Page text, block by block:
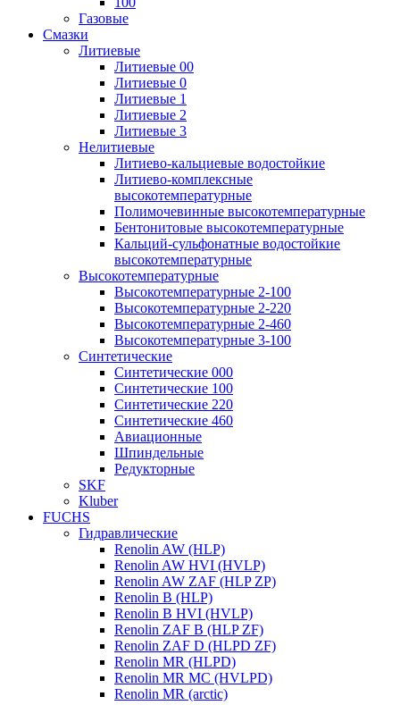
Газовые
Смазки
Литиевые
Литиевые 00
Литиевые 0
Литиевые 1
Литиевые 2
Литиевые 3
Нелитиевые
Литиево-кальциевые водостойкие
Литиево-комплексные
высокотемпературные
Полимочевинные высокотемпературные
Бентонитовые высокотемпературные
Кальций-сульфонатные водостойкие
высокотемпературные
Высокотемпературные
Высокотемпературные 2-100
Высокотемпературные 2-220
Высокотемпературные 2-460
Высокотемпературные 3-100
Синтетические
Синтетические 000
Синтетические 100
Синтетические 220
Синтетические 460
Авиационные
Шпиндельные
Редукторные
SKF
Kluber
FUCHS
Гидравлические
Renolin AW (HLP)
Renolin AW HVI (HVLP)
Renolin AW ZAF (HLP ZP)
Renolin B (HLP)
Renolin B HVI (HVLP)
Renolin ZAF B (HLP ZF)
Renolin ZAF D (HLPD ZF)
Renolin MR (HLPD)
Renolin MR MC (HVLPD)
Renolin MR (arctic)